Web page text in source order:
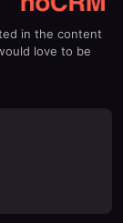
di
tra
di
app
vendita